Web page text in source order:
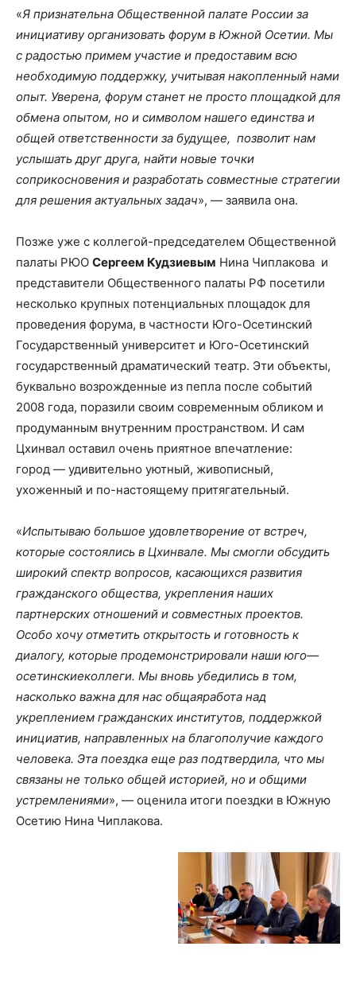
«Я признательна Общественной палате России за
инициативу организовать форум в Южной Осетии. Мы
с радостью примем участие и предоставим всю
необходимую поддержку, учитывая накопленный нами
опыт. Уверена, форум станет не просто площадкой для
обмена опытом, но и символом нашего единства и
общей ответственности за будущее, позволит нам
услышать друг друга, найти новые точки
соприкосновения и разработать совместные стратегии
для решения актуальных задач», — заявила она.
Позже уже с коллегой-председателем Общественной
палаты РЮО Сергеем Кудзиевым Нина Чиплакова и
представители Общественного палаты РФ посетили
несколько крупных потенциальных площадок для
проведения форума, в частности Юго-Осетинский
Государственный университет и Юго-Осетинский
государственный драматический театр. Эти объекты,
буквально возрожденные из пепла после событий
2008 года, поразили своим современным обликом и
продуманным внутренним пространством. И сам
Цхинвал оставил очень приятное впечатление:
город — удивительно уютный, живописный,
ухоженный и по-настоящему притягательный.
«Испытываю большое удовлетворение от встреч,
которые состоялись в Цхинвале. Мы смогли обсудить
широкий спектр вопросов, касающихся развития
гражданского общества, укрепления наших
партнерских отношений и совместных проектов.
Особо хочу отметить открытость и готовность к
диалогу, которые продемонстрировали наши юго—
осетинскиеколлеги. Мы вновь убедились в том,
насколько важна для нас общаяработа над
укреплением гражданских институтов, поддержкой
инициатив, направленных на благополучие каждого
человека. Эта поездка еще раз подтвердила, что мы
связаны не только общей историей, но и общими
устремлениями», — оценила итоги поездки в Южную
Осетию Нина Чиплакова.